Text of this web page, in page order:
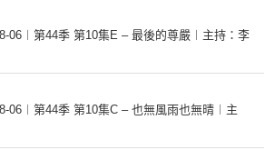
06︱第44季 第10集E – 最後的尊嚴︱主持：李
06︱第44季 第10集C – 也無風雨也無晴︱主